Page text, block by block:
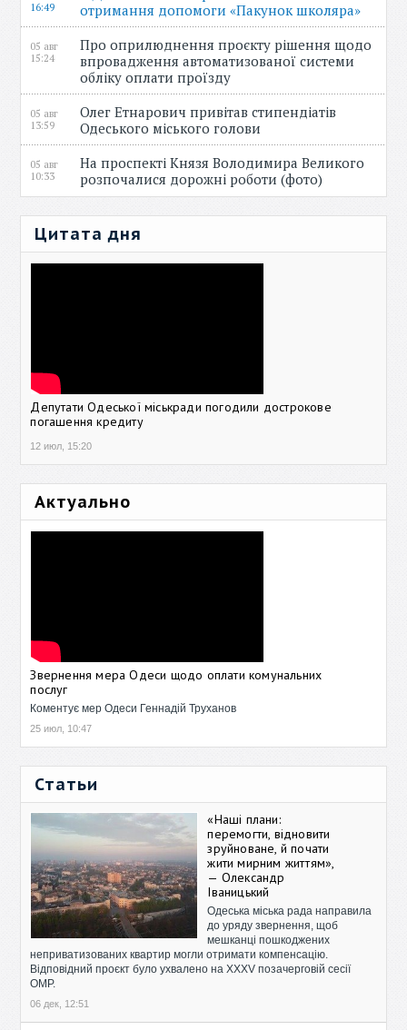
16:49
отримання допомоги «Пакунок школяра»
05 авг
15:24
Про оприлюднення проєкту рішення щодо
впровадження автоматизованої системи
обліку оплати проїзду
05 авг
13:59
Олег Етнарович привітав стипендіатів
Одеського міського голови
05 авг
10:33
На проспекті Князя Володимира Великого
розпочалися дорожні роботи (фото)
Цитата дня
Депутати Одеської міськради погодили дострокове
погашення кредиту
12 июл, 15:20
Актуально
Звернення мера Одеси щодо оплати комунальних
послуг
Коментує мер Одеси Геннадій Труханов
25 июл, 10:47
Статьи
«Наші плани:
перемогти, відновити
зруйноване, й почати
жити мирним життям»,
— Олександр
Іваницький
Одеська міська рада направила
до уряду звернення, щоб
мешканці пошкоджених
неприватизованих квартир могли отримати компенсацію.
Відповідний проєкт було ухвалено на XXXV позачерговій сесії
ОМР.
06 дек, 12:51